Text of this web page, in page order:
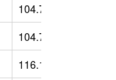
104.7
104.77
116.17